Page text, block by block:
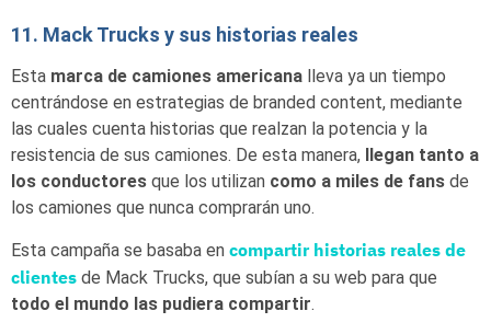
11. Mack Trucks y sus historias reales
Esta marca de camiones americana lleva ya un tiempo
centrándose en estrategias de branded content, mediante
las cuales cuenta historias que realzan la potencia y la
resistencia de sus camiones. De esta manera, llegan tanto a
los conductores que los utilizan como a miles de fans de
los camiones que nunca comprarán uno.
Esta campaña se basaba en compartir historias reales de
clientes de Mack Trucks, que subían a su web para que
todo el mundo las pudiera compartir.